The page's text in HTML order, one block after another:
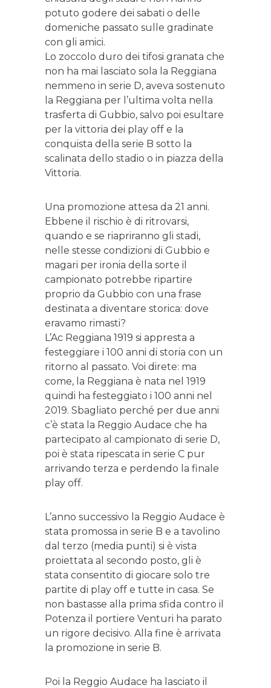
potuto godere dei sabati o delle
domeniche passato sulle gradinate
con gli amici.
Lo zoccolo duro dei tifosi granata che
non ha mai lasciato sola la Reggiana
nemmeno in serie D, aveva sostenuto
la Reggiana per l’ultima volta nella
trasferta di Gubbio, salvo poi esultare
per la vittoria dei play off e la
conquista della serie B sotto la
scalinata dello stadio o in piazza della
Vittoria.
Una promozione attesa da 21 anni.
Ebbene il rischio è di ritrovarsi,
quando e se riapriranno gli stadi,
nelle stesse condizioni di Gubbio e
magari per ironia della sorte il
campionato potrebbe ripartire
proprio da Gubbio con una frase
destinata a diventare storica: dove
eravamo rimasti?
L’Ac Reggiana 1919 si appresta a
festeggiare i 100 anni di storia con un
ritorno al passato. Voi direte: ma
come, la Reggiana è nata nel 1919
quindi ha festeggiato i 100 anni nel
2019. Sbagliato perché per due anni
c’è stata la Reggio Audace che ha
partecipato al campionato di serie D,
poi è stata ripescata in serie C pur
arrivando terza e perdendo la finale
play off.
L’anno successivo la Reggio Audace è
stata promossa in serie B e a tavolino
dal terzo (media punti) si è vista
proiettata al secondo posto, gli è
stata consentito di giocare solo tre
partite di play off e tutte in casa. Se
non bastasse alla prima sfida contro il
Potenza il portiere Venturi ha parato
un rigore decisivo. Alla fine è arrivata
la promozione in serie B.
Poi la Reggio Audace ha lasciato il